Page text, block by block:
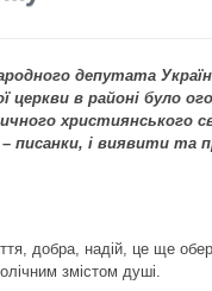
депутата
церкви в районі було
християнського
писанки, і виявити та
добра, надій, це ще
змістом душі.